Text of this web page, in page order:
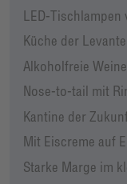
LED-Tischlampen
Küche der Levante
Alkoholfreie
Nose-to-tail mit
Kantine der
Mit Eiscreme auf
Starke Marge im